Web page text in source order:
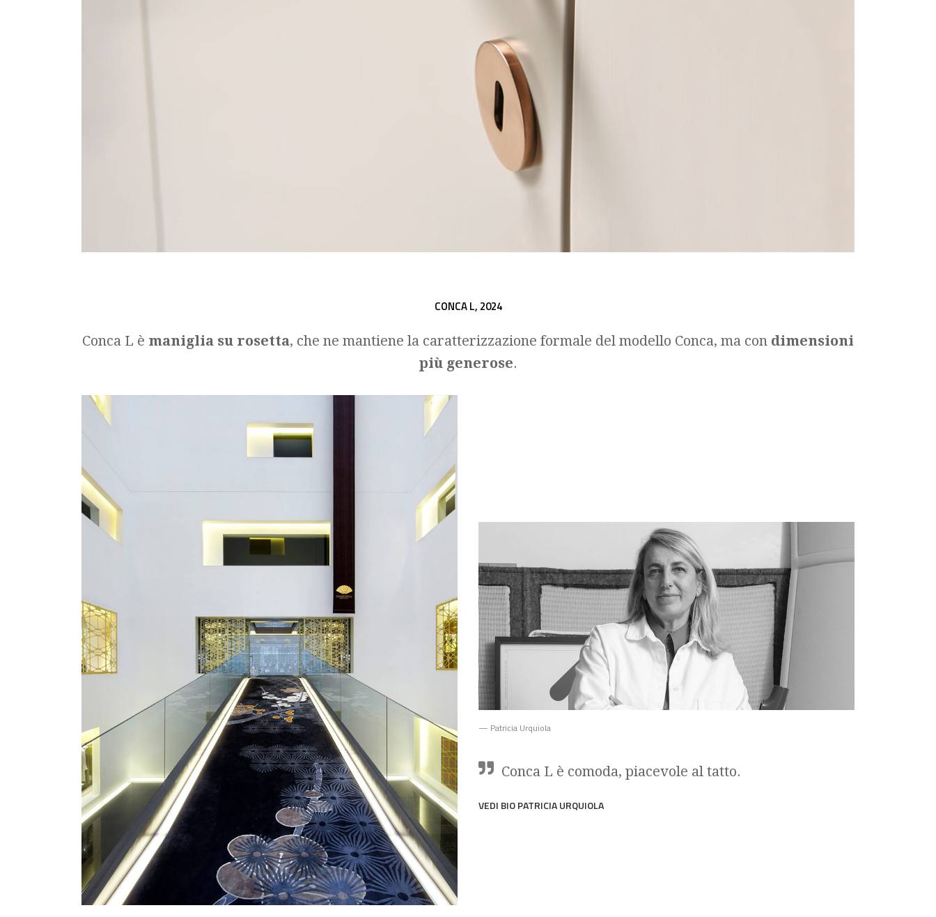
CONCA L, 2024
Conca L è maniglia su rosetta, che ne mantiene la caratterizzazione formale del modello Conca, ma con dimensioni
più generose.
— Patricia Urquiola
Conca L è comoda, piacevole al tatto.
VEDI BIO PATRICIA URQUIOLA